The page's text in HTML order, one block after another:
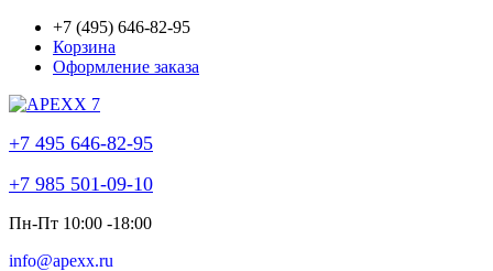
+7 (495) 646-82-95
Корзина
Оформление заказа
+7 495 646-82-95
+7 985 501-09-10
Пн-Пт 10:00 -18:00
info@apexx.ru